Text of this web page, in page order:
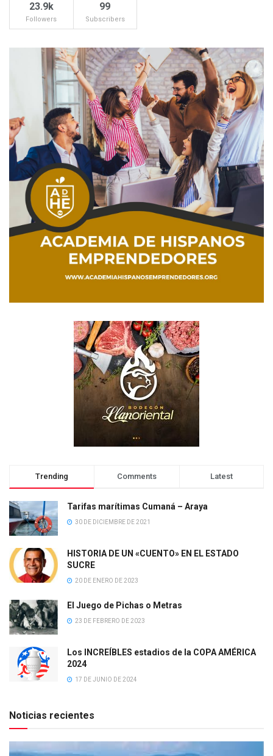
23.9k
Followers
99
Subscribers
Trending Comments Latest
Tarifas marítimas Cumaná – Araya
30 DE DICIEMBRE DE 2021
HISTORIA DE UN «CUENTO» EN EL ESTADO
SUCRE
20 DE ENERO DE 2023
El Juego de Pichas o Metras
23 DE FEBRERO DE 2023
Los INCREÍBLES estadios de la COPA AMÉRICA
2024
17 DE JUNIO DE 2024
Noticias recientes